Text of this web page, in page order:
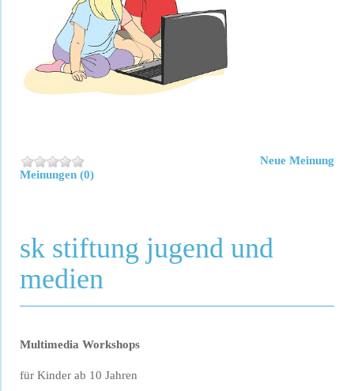
Meinungen (0)
Neue Meinung
sk stiftung jugend und
medien
Multimedia Workshops
für Kinder ab 10 Jahren